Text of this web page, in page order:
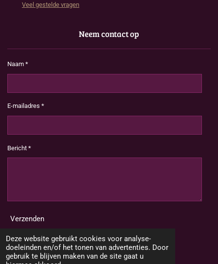
Deze website gebruikt cookies voor analyse-
doeleinden en/of het tonen van advertenties. Door
gebruik te blijven maken van de site gaat u
Veel gestelde vragen
Neem contact op
Naam *
E-mailadres *
Bericht *
Verzenden